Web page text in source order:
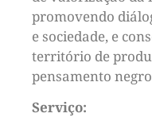
promovendo
e sociedade, e
território de
pensamento
Serviço: